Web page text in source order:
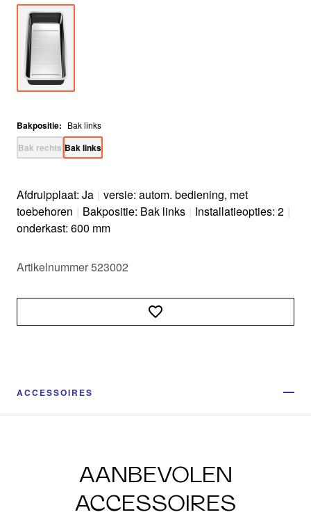
Bakpositie: Bak links
Bak rechts Bak links
Afdruipplaat: Ja | versie: autom. bediening, met
toebehoren | Bakpositie: Bak links | Installatieopties: 2 |
onderkast: 600 mm
Artikelnummer 523002
ACCESSOIRES
AANBEVOLEN
ACCESSOIRES